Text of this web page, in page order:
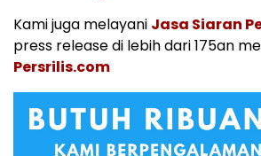
Kami juga melayani Jasa Siaran
press release di lebih dari 175an
Persrilis.com